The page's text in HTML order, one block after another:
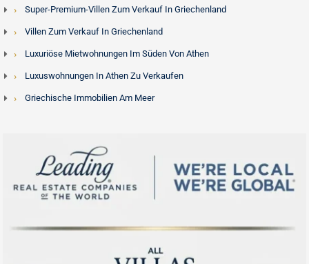
Super-Premium-Villen Zum Verkauf In Griechenland
Villen Zum Verkauf In Griechenland
Luxuriöse Mietwohnungen Im Süden Von Athen
Luxuswohnungen In Athen Zu Verkaufen
Griechische Immobilien Am Meer